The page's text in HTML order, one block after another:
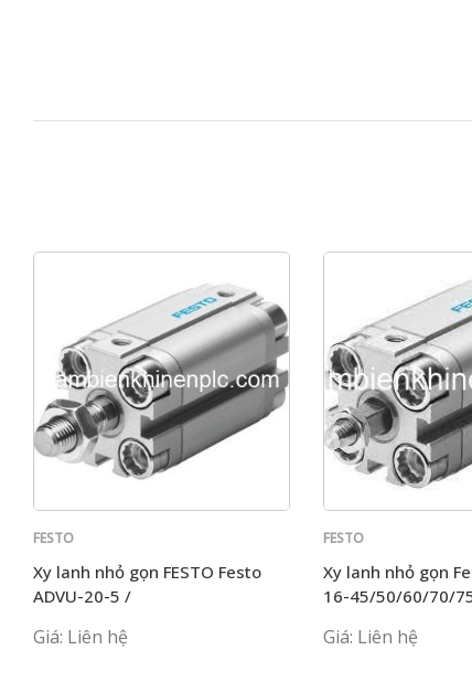
FESTO
Xy lanh nhỏ gọn FESTO Festo
ADVU-20-5 /
Giá: Liên hệ
FESTO
Xy lanh nhỏ gọn
16-45/50/60/70/
Giá: Liên hệ